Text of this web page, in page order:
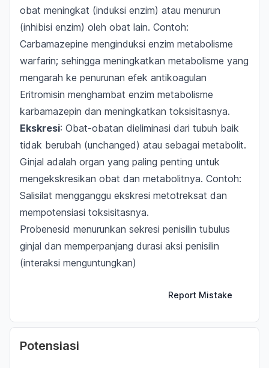
obat meningkat (induksi enzim) atau menurun
(inhibisi enzim) oleh obat lain. Contoh:
Carbamazepine menginduksi enzim metabolisme
warfarin; sehingga meningkatkan metabolisme yang
mengarah ke penurunan efek antikoagulan
Eritromisin menghambat enzim metabolisme
karbamazepin dan meningkatkan toksisitasnya.
Ekskresi: Obat-obatan dieliminasi dari tubuh baik
tidak berubah (unchanged) atau sebagai metabolit.
Ginjal adalah organ yang paling penting untuk
mengekskresikan obat dan metabolitnya. Contoh:
Salisilat mengganggu ekskresi metotreksat dan
mempotensiasi toksisitasnya.
Probenesid menurunkan sekresi penisilin tubulus
ginjal dan memperpanjang durasi aksi penisilin
(interaksi menguntungkan)
Report Mistake
Potensiasi